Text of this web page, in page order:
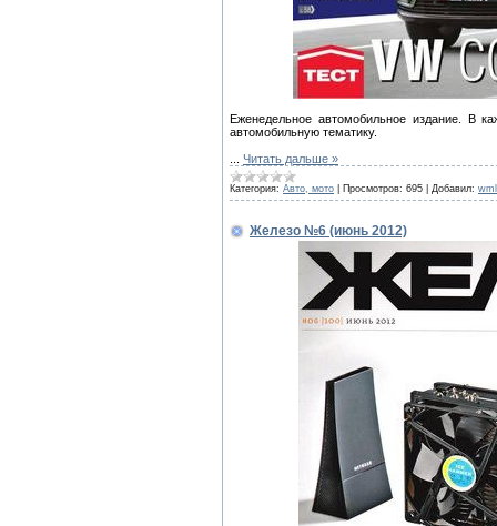
Еженедельное автомобильное издание. В
автомобильную тематику.
Читать дальше »
Категория: Авто, мото Просмотров: 695 Добавил:
Железо №6 (июнь 2012)